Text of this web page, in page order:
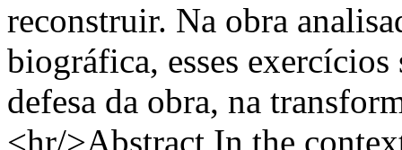
reconstruir. Na obra
biográfica, esses exercícios
defesa da obra, na
<hr/>Abstract In the